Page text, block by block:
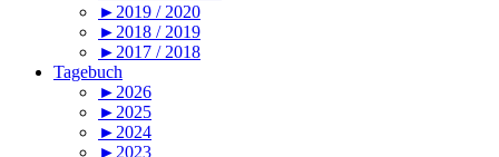
►2019 / 2020
►2018 / 2019
►2017 / 2018
Tagebuch
►2026
►2025
►2024
►2023